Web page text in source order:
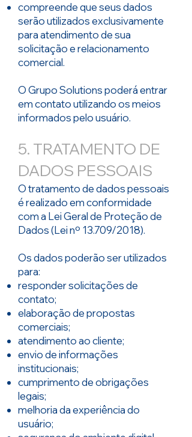
compreende que seus dados
serão utilizados exclusivamente
para atendimento de sua
solicitação e relacionamento
comercial.
O Grupo Solutions poderá entrar
em contato utilizando os meios
informados pelo usuário.
5. TRATAMENTO DE
DADOS PESSOAIS
O tratamento de dados pessoais
é realizado em conformidade
com a Lei Geral de Proteção de
Dados (Lei nº 13.709/2018).
Os dados poderão ser utilizados
para:
responder solicitações de
contato;
elaboração de propostas
comerciais;
atendimento ao cliente;
envio de informações
institucionais;
cumprimento de obrigações
legais;
melhoria da experiência do
usuário;